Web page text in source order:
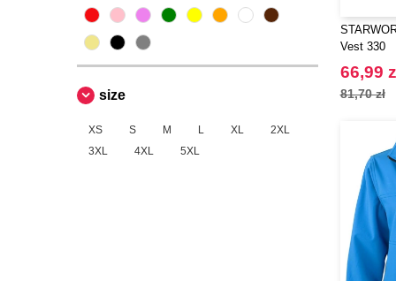
VELILLA (4)
size
XS S M L XL
2XL
3XL
4XL 5XL
Vest 330
66,99
81,70 zł